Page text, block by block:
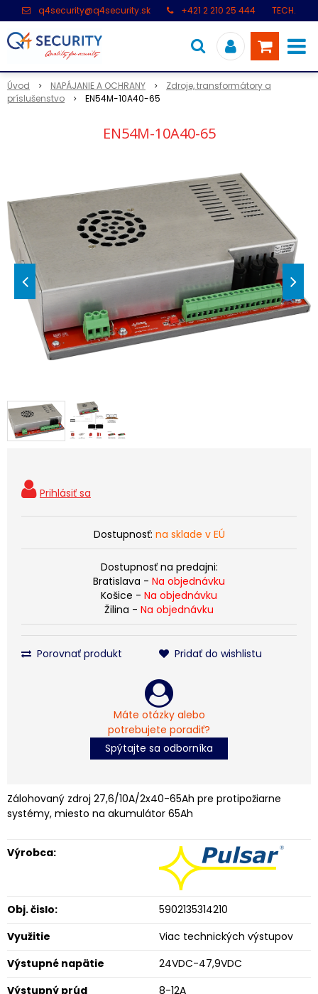
q4security@q4security.sk +421 2 210 25 444
TECH.
Úvod NAPÁJANIE A OCHRANY
Zdroje, transformátory a
príslušenstvo
EN54M-10A40-65
EN54M-10A40-65
Dostupnosť: na sklade v EÚ
Dostupnosť na predajni:
Bratislava - Na objednávku
Košice - Na objednávku
Žilina - Na objednávku
Porovnať produkt Pridať do wishlistu
Máte otázky alebo
potrebujete poradiť?
Spýtajte sa odborníka
Zálohovaný zdroj 27,6/10A/2x40-65Ah pre protipožiarne
systémy, miesto na akumulátor 65Ah
Výrobca:
Obj. čislo:
5902135314210
Využitie
Viac technických výstupov
Výstupné napätie
24VDC-47,9VDC
Výstupný prúd
8-12A